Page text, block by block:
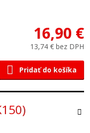
16,90 €
13,74 € bez DPH
Pridať do košíka